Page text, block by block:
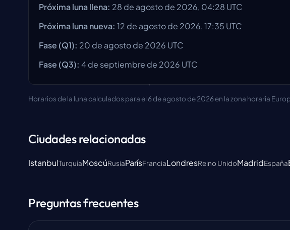
Próxima luna llena: 28 de agosto de 2026, 04:28 UTC
Próxima luna nueva: 12 de agosto de 2026, 17:35 UTC
Fase (Q1): 20 de agosto de 2026 UTC
Fase (Q3): 4 de septiembre de 2026 UTC
Horarios de la luna calculados para el 6 de agosto de 2026 en la zona horaria
Ciudades relacionadas
IstanbulTurquíaMoscúRusiaParísFranciaLondresReino UnidoMadridEspaña
Preguntas frecuentes